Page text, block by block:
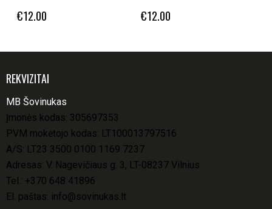
€12.00 €12.00
REKVIZITAI
MB Šovinukas
Įmonės kodas: 305697353
PVM mokėtojo kodas: LT100013797516
A/S: LT23 3500 0100 1169 7237
Adresas: V. Nagevičiaus g. 3, LT-08237 Vilnius
Tel.: +370 648 41896
El. paštas: info@sovinukas.lt